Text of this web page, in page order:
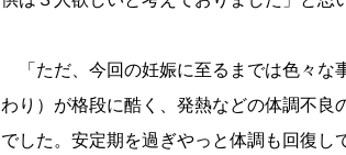
「ただ、今回の妊娠に至るまでは色々な
わり）が格段に酷く、発熱などの体調不
でした。安定期を過ぎやっと体調も回復し